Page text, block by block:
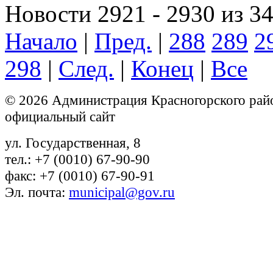
Новости 2921 - 2930 из
Начало | Пред. | 288 289
298 | След. | Конец | Все
© 2026 Администрация Красногорского
официальный сайт
ул. Государственная, 8
тел.: +7 (0010) 67-90-90
факс: +7 (0010) 67-90-91
Эл. почта: municipal@gov.ru